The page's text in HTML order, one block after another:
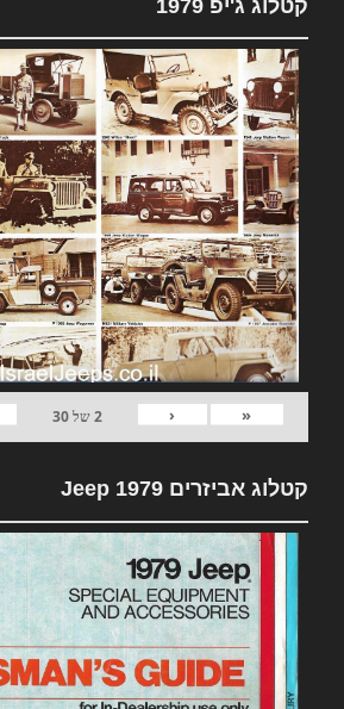
קטלוג ג'יפ 1979
«
‹
2של30
קטלוג אביזרים 1979 Jeep